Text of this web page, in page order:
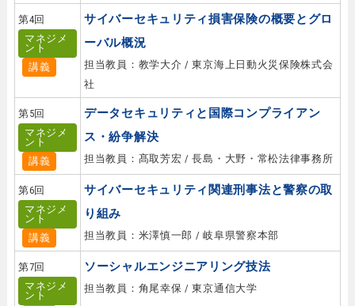
第4回
マネジメ
ント
講義
サイバーセキュリティ損害保険の概要とグロ
ーバル概況
担当教員：教学大介 / 東京海上日動火災保険株式会
社
第5回
マネジメ
ント
講義
データセキュリティと国際コンプライアン
ス・紛争解決
担当教員：髙取芳宏 / 長島・大野・常松法律事務所
第6回
マネジメ
ント
講義
サイバーセキュリティ関連刑事法と警察の取
り組み
担当教員：米澤慎一郎 / 岐阜県警察本部
第7回
マネジメ
ント
ソーシャルエンジニアリング技法
担当教員：角尾幸保 / 東京通信大学